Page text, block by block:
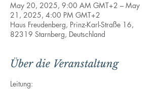
May 20, 2025, 9:00 AM GMT+2 – May
21, 2025, 4:00 PM GMT+2
Haus Freudenberg, Prinz-Karl-Straße 16,
82319 Starnberg, Deutschland
Über die Veranstaltung
Leitung: